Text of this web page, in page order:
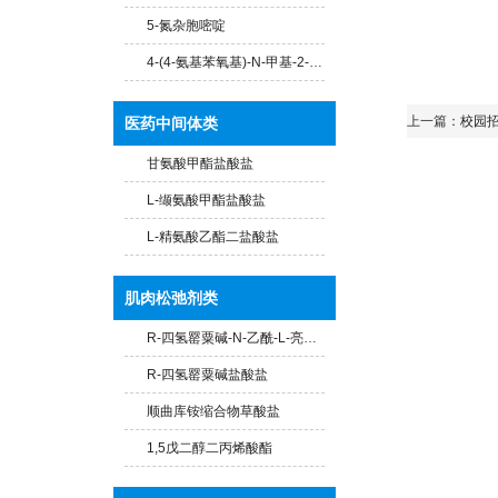
5-氮杂胞嘧啶
4-(4-氨基苯氧基)-N-甲基-2-吡啶甲酰胺
医药中间体类
甘氨酸甲酯盐酸盐
L-缬氨酸甲酯盐酸盐
L-精氨酸乙酯二盐酸盐
肌肉松弛剂类
R-四氢罂粟碱-N-乙酰-L-亮氨酸盐
R-四氢罂粟碱盐酸盐
顺曲库铵缩合物草酸盐
1,5戊二醇二丙烯酸酯
上一篇： 校园